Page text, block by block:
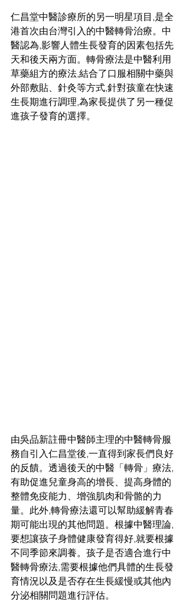
仁昌堂中醫診療所的另一明星項目,是全
港首次由台灣引入的中醫轉骨治療。中
醫認為,影響人體生長發育的因素包括先
天和後天兩方面。轉骨療法是中醫利用
草藥組方的療法,結合了口服相關中藥與
外部敷貼、針灸等方式,針對孩童在快速
生長期進行調理,為家長提供了另一種促
進孩子發育的選擇。
由吳品新註冊中醫師主理的中醫轉骨服
務自引入仁昌堂後,一直得到家長們良好
的反饋。透過後天的中醫「轉骨」療法,
有助促進兒童身高的增長、提高身體的
整體免疫能力、增強肌肉和骨骼的力
量。此外,轉骨療法還可以幫助緩解青春
期可能出現的其他問題。根據中醫理論,
要想讓孩子身體健康發育得好,就要根據
不同季節來調養。孩子是否適合進行中
醫轉骨療法,需要根據他們具體的生長發
育情況以及是否存在生長緩慢或其他內
分泌相關問題進行評估。